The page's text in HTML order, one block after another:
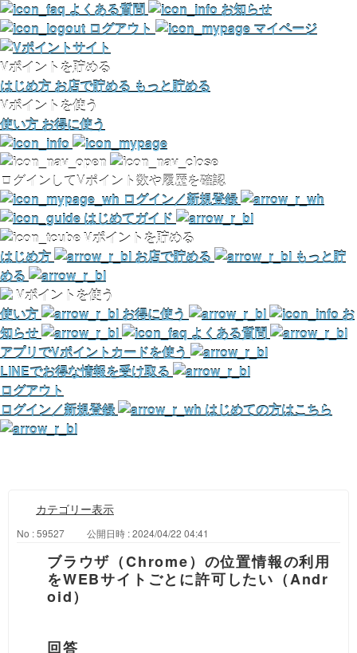
よくある質問
お知らせ
ログアウト
マイページ
Vポイントを貯める
はじめ方 お店で貯める もっと貯める
Vポイントを使う
使い方 お得に使う
ログインしてVポイント数や履歴を確認
ログイン／新規登録
はじめてガイド
Vポイントを貯める
はじめ方
お店で貯める
もっと貯
める
Vポイントを使う
使い方
お得に使う
お
知らせ
よくある質問
アプリでVポイントカードを使う
LINEでお得な情報を受け取る
ログアウト
ログイン／新規登録
はじめての方はこちら
カテゴリー表示
No : 59527 公開日時 : 2024/04/22 04:41
ブラウザ（Chrome）の位置情報の利用
をWEBサイトごとに許可したい（Andr
oid）